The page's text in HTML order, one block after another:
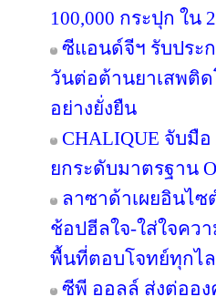
100,000 กระปุก ใน
ซีแอนด์จีฯ รับประ
วันต่อต้านยาเสพติ
อย่างยั่งยืน
CHALIQUE จับมื
ยกระดับมาตรฐาน
ลาซาด้าเผยอินไซ
ช้อปฮีลใจ-ใส่ใจคว
พื้นที่ตอบโจทย์ทุกไ
ซีพี ออลล์ ส่งต่ออง